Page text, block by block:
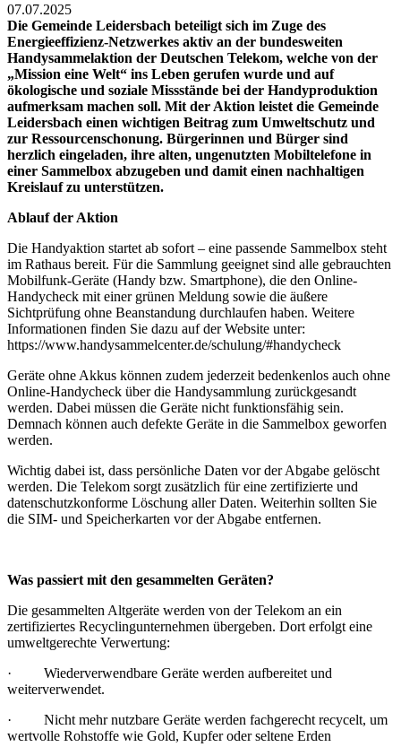
07.07.2025
Die Gemeinde Leidersbach beteiligt sich im Zuge des
Energieeffizienz-Netzwerkes aktiv an der bundesweiten
Handysammelaktion der Deutschen Telekom, welche von der
„Mission eine Welt“ ins Leben gerufen wurde und auf
ökologische und soziale Missstände bei der Handyproduktion
aufmerksam machen soll. Mit der Aktion leistet die Gemeinde
Leidersbach einen wichtigen Beitrag zum Umweltschutz und
zur Ressourcenschonung. Bürgerinnen und Bürger sind
herzlich eingeladen, ihre alten, ungenutzten Mobiltelefone in
einer Sammelbox abzugeben und damit einen nachhaltigen
Kreislauf zu unterstützen.
Ablauf der Aktion
Die Handyaktion startet ab sofort – eine passende Sammelbox steht
im Rathaus bereit. Für die Sammlung geeignet sind alle gebrauchten
Mobilfunk-Geräte (Handy bzw. Smartphone), die den Online-
Handycheck mit einer grünen Meldung sowie die äußere
Sichtprüfung ohne Beanstandung durchlaufen haben. Weitere
Informationen finden Sie dazu auf der Website unter:
https://www.handysammelcenter.de/schulung/#handycheck
Geräte ohne Akkus können zudem jederzeit bedenkenlos auch ohne
Online-Handycheck über die Handysammlung zurückgesandt
werden. Dabei müssen die Geräte nicht funktionsfähig sein.
Demnach können auch defekte Geräte in die Sammelbox geworfen
werden.
Wichtig dabei ist, dass persönliche Daten vor der Abgabe gelöscht
werden. Die Telekom sorgt zusätzlich für eine zertifizierte und
datenschutzkonforme Löschung aller Daten. Weiterhin sollten Sie
die SIM- und Speicherkarten vor der Abgabe entfernen.
Was passiert mit den gesammelten Geräten?
Die gesammelten Altgeräte werden von der Telekom an ein
zertifiziertes Recyclingunternehmen übergeben. Dort erfolgt eine
umweltgerechte Verwertung:
· Wiederverwendbare Geräte werden aufbereitet und
weiterverwendet.
· Nicht mehr nutzbare Geräte werden fachgerecht recycelt, um
wertvolle Rohstoffe wie Gold, Kupfer oder seltene Erden